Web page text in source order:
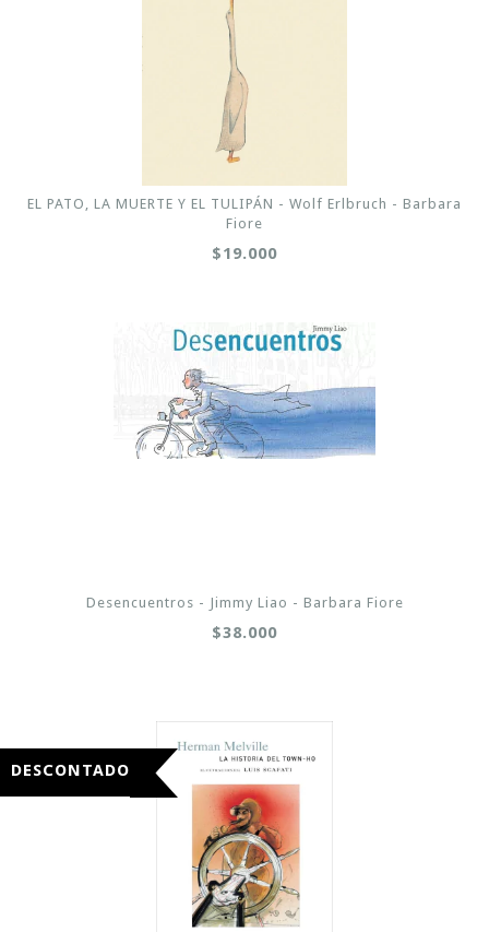
EL PATO, LA MUERTE Y EL TULIPÁN - Wolf Erlbruch - Barbara
Fiore
$19.000
Desencuentros - Jimmy Liao - Barbara Fiore
$38.000
DESCONTADO